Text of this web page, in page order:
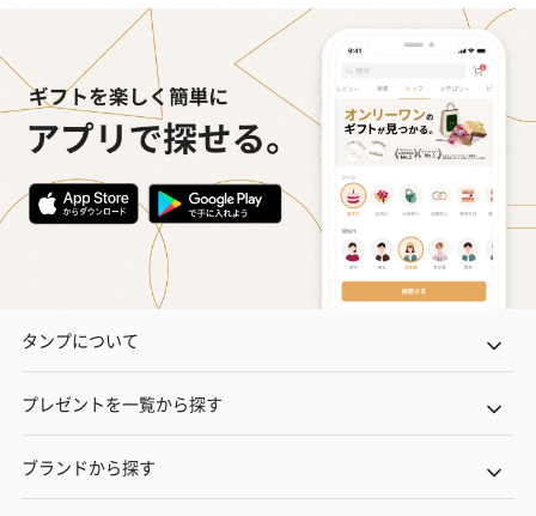
タンプについて
プレゼントを一覧から探す
ブランドから探す